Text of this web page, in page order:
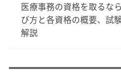
医療事務の資格を取るな
び方と各資格の概要、試
解説